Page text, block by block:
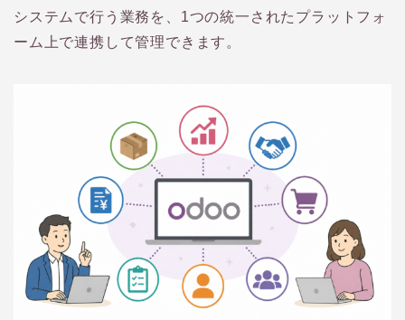
システムで行う業務を、1つの統一されたプラットフォ
ーム上で連携して管理できます。